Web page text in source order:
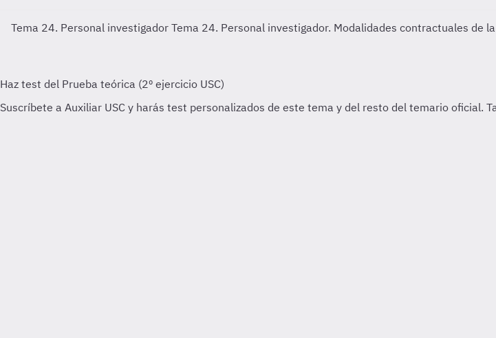
Tema 24. Personal investigador Tema 24. Personal investigador. Modalidades contractuales de